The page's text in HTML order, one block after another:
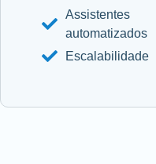
Assistentes
automatizados
Escalabilidade